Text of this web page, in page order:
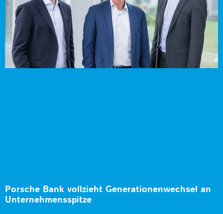
Porsche Bank vollzieht Generationenwechsel an
Unternehmensspitze